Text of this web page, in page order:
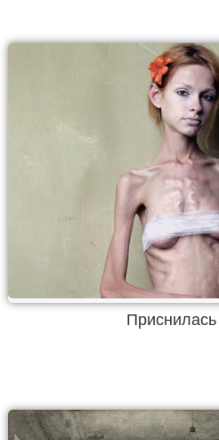
Приснилась